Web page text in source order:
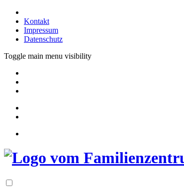
Kontakt
Impressum
Datenschutz
Toggle main menu visibility